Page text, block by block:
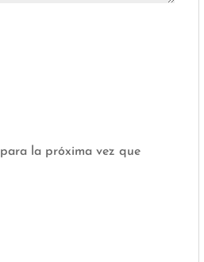
la próxima vez que